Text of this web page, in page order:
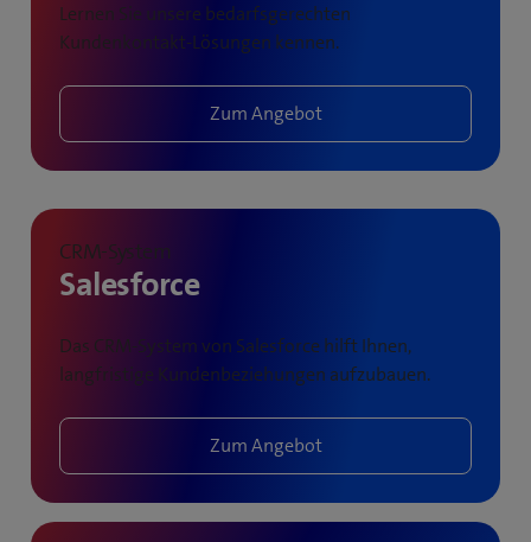
Lernen Sie unsere bedarfsgerechten
Kundenkontakt-Lösungen kennen.
Zum Angebot
CRM-System
Salesforce
Das CRM-System von Salesforce hilft Ihnen,
langfristige Kundenbeziehungen aufzubauen.
Zum Angebot